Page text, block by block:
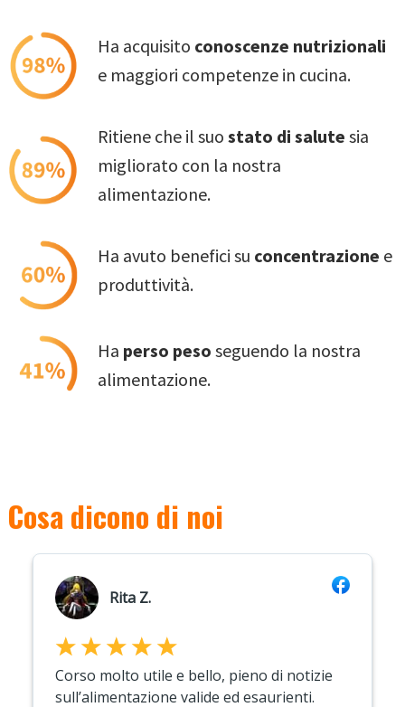
Ha acquisito conoscenze nutrizionali
e maggiori competenze in cucina.
Ritiene che il suo stato di salute sia
migliorato con la nostra
alimentazione.
Ha avuto benefici su concentrazione e
produttività.
Ha perso peso seguendo la nostra
alimentazione.
Cosa dicono di noi